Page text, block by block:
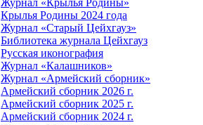
Журнал «Крылья Родины»
Крылья Родины 2024 года
Журнал «Старый Цейхгауз»
Библиотека журнала Цейхгауз
Русская иконография
Журнал «Калашников»
Журнал «Армейский сборник»
Армейский сборник 2026 г.
Армейский сборник 2025 г.
Армейский сборник 2024 г.